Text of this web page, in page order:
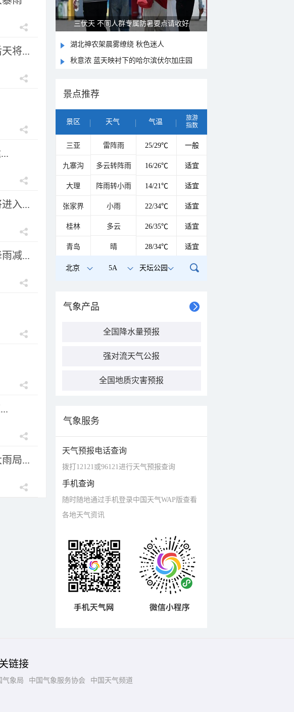
将...
入...
减...
局...
三伏天 不同人群专属防暑要点请收好
湖北神农架晨雾缭绕 秋色迷人
秋意浓 蓝天映衬下的哈尔滨伏尔加庄园
景点推荐
景区 天气 气温
旅游
指数
三亚 雷阵雨 25/29℃ 一般
九寨沟 多云转阵雨 16/26℃ 适宜
大理 阵雨转小雨 14/21℃ 适宜
张家界 小雨 22/34℃ 适宜
桂林 多云 26/35℃ 适宜
青岛 晴 28/34℃ 适宜
北京 5A 天坛公园
气象产品
全国降水量预报
强对流天气公报
全国地质灾害预报
气象服务
天气预报电话查询
拨打12121或96121进行天气预报查询
手机查询
随时随地通过手机登录中国天气WAP版查看
各地天气资讯
链接
气象局 中国气象服务协会 中国天气频道